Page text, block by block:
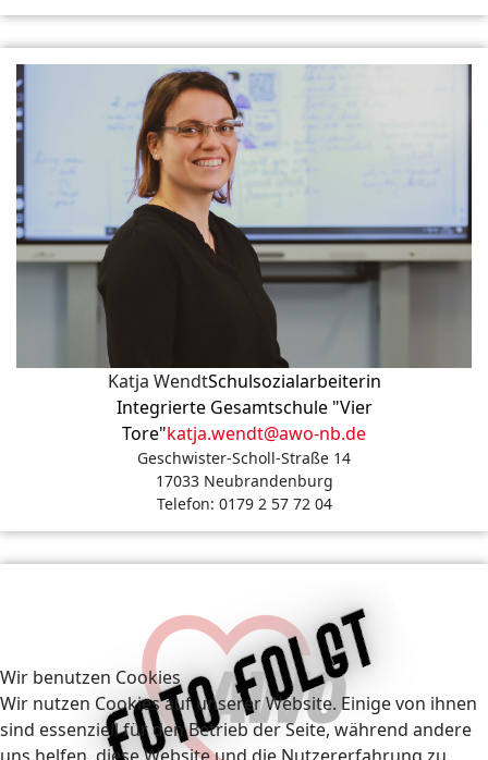
Katja WendtSchulsozialarbeiterin
Integrierte Gesamtschule "Vier
Tore"katja.wendt@awo-nb.de
Geschwister-Scholl-Straße 14
17033 Neubrandenburg
Telefon: 0179 2 57 72 04
Wir benutzen Cookies
Wir nutzen Cookies auf unserer Website. Einige von ihnen
sind essenziell für den Betrieb der Seite, während andere
uns helfen, diese Website und die Nutzererfahrung zu